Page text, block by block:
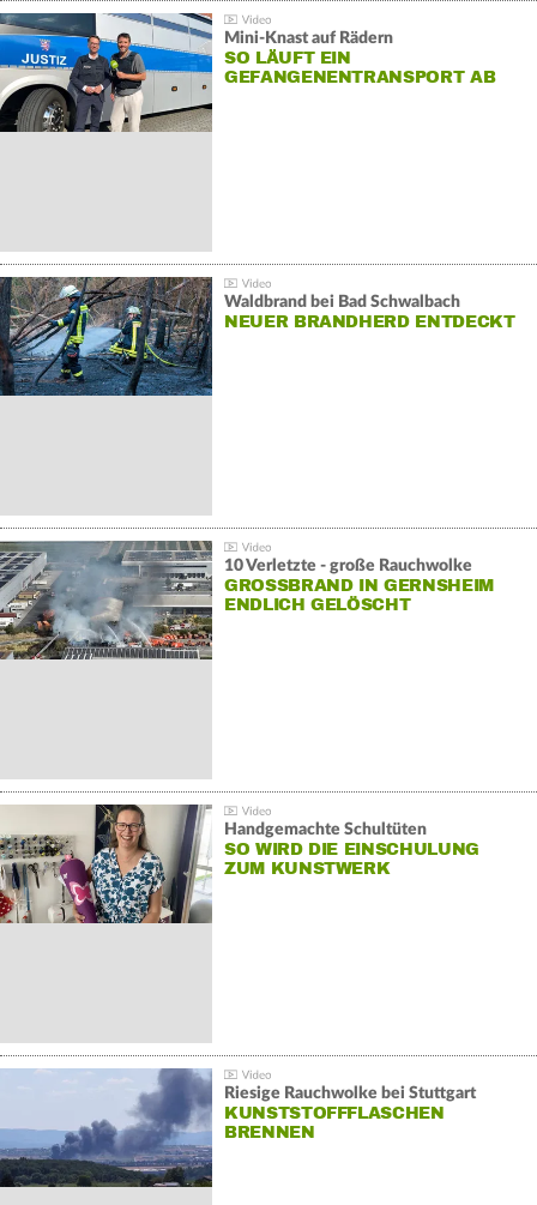
Mini-Knast auf Rädern
SO LÄUFT EIN
GEFANGENENTRANSPORT AB
Waldbrand bei Bad Schwalbach
NEUER BRANDHERD ENTDECKT
10 Verletzte - große Rauchwolke
GROSSBRAND IN GERNSHEIM E
NDLICH GELÖSCHT
Handgemachte Schultüten
SO WIRD DIE EINSCHULUNG
ZUM KUNSTWERK
Riesige Rauchwolke bei Stuttgart
KUNSTSTOFFFLASCHEN
BRENNEN